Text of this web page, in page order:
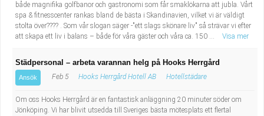
Naturbruk
Pedagogiskt arbete
Sanering och renhållning
Taxiförare/Taxichaufför
sekreterare
Lastbilsförare m.fl.
både magnifika golfbanor och gastronomi som får smaklökarna att jubla. Vårt
spa & fitnesscenter rankas bland de bästa i Skandinavien, vilket vi är väldigt
stolta över???? . Som vår slogan säger -"ett slags skönare liv" så strävar vi efter
att skapa ett liv i balans – både för våra gäster och våra ca. 150 ...
Visa mer
Städpersonal – arbeta varannan helg på Hooks Herrgård
Ansök Feb 5 Hooks Herrgård Hotell AB Hotellstädare
Om oss Hooks Herrgård är en fantastisk anläggning 20 minuter söder om
Jönköping. Vi har blivit utsedda till Sveriges bästa mötesplats ett flertal